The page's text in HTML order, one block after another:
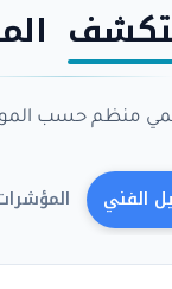
منظم حسب
الفني